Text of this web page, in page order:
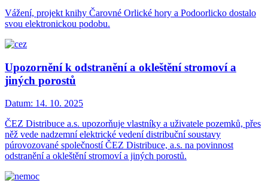
Vážení, projekt knihy Čarovné Orlické hory a Podoorlicko dostalo
svou elektronickou podobu.
Upozornění k odstranění a okleštění stromoví a
jiných porostů
Datum: 14. 10. 2025
ČEZ Distribuce a.s. upozorňuje vlastníky a uživatele pozemků, přes
něž vede nadzemní elektrické vedení distribuční soustavy
púrovozované společností ČEZ Distribuce, a.s. na povinnost
odstranění a okleštění stromoví a jiných porostů.